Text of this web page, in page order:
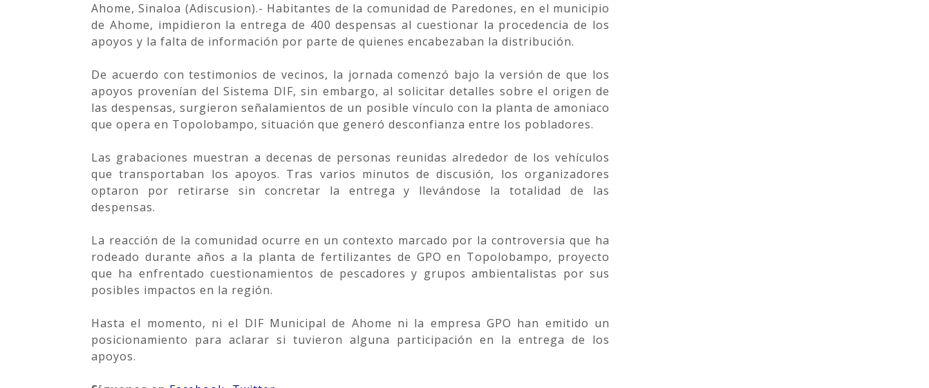
Ahome, Sinaloa (Adiscusion).- Habitantes de la comunidad de Paredones, en el municipio
de Ahome, impidieron la entrega de 400 despensas al cuestionar la procedencia de los
apoyos y la falta de información por parte de quienes encabezaban la distribución.
De acuerdo con testimonios de vecinos, la jornada comenzó bajo la versión de que los
apoyos provenían del Sistema DIF, sin embargo, al solicitar detalles sobre el origen de
las despensas, surgieron señalamientos de un posible vínculo con la planta de amoniaco
que opera en Topolobampo, situación que generó desconfianza entre los pobladores.
Las grabaciones muestran a decenas de personas reunidas alrededor de los vehículos
que transportaban los apoyos. Tras varios minutos de discusión, los organizadores
optaron por retirarse sin concretar la entrega y llevándose la totalidad de las
despensas.
La reacción de la comunidad ocurre en un contexto marcado por la controversia que ha
rodeado durante años a la planta de fertilizantes de GPO en Topolobampo, proyecto
que ha enfrentado cuestionamientos de pescadores y grupos ambientalistas por sus
posibles impactos en la región.
Hasta el momento, ni el DIF Municipal de Ahome ni la empresa GPO han emitido un
posicionamiento para aclarar si tuvieron alguna participación en la entrega de los
apoyos.